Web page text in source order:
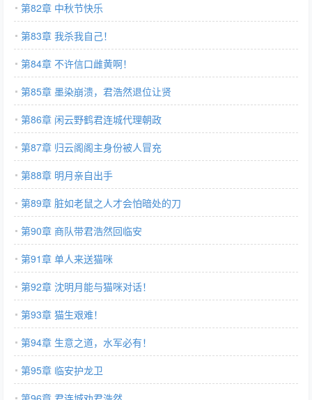
第82章 中秋节快乐
第83章 我杀我自己！
第84章 不许信口雌黄啊！
第85章 墨染崩溃，君浩然退位让贤
第86章 闲云野鹤君连城代理朝政
第87章 归云阁阁主身份被人冒充
第88章 明月亲自出手
第89章 脏如老鼠之人才会怕暗处的刀
第90章 商队带君浩然回临安
第91章 单人来送猫咪
第92章 沈明月能与猫咪对话！
第93章 猫生艰难！
第94章 生意之道，水军必有！
第95章 临安护龙卫